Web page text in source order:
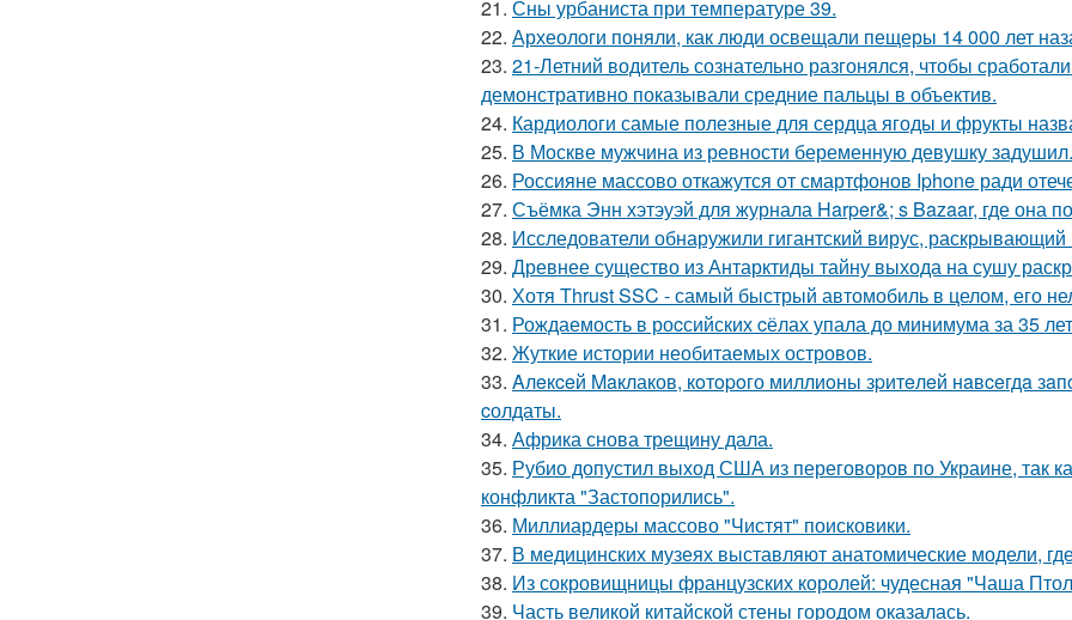
21. Сны урбаниста при температуре 39.
22. Археологи поняли, как люди освещали пещеры 14 000 лет
23. 21-Летний водитель сознательно разгонялся, чтобы
демонстративно показывали средние пальцы в объектив.
24. Кардиологи самые полезные для сердца ягоды и фрукты
25. В Москве мужчина из ревности беременную девушку задушил.
26. Россияне массово откажутся от смартфонов Iphone ради
27. Съёмка Энн хэтэуэй для журнала Harper&; s Bazaar, где она
28. Исследователи обнаружили гигантский вирус,
29. Древнее существо из Антарктиды тайну выхода на сушу
30. Хотя Thrust SSC - самый быстрый автомобиль в целом, его
31. Рождаемость в роcсийских cёлах упала до минимума за 35
32. Жуткие истории необитаемых островов.
33. Aлeкceй Maклаков, кoтopoго миллиoны зpитeлeй нaвceгдa
cолдаты.
34. Африка снова трещину дала.
35. Рубио допустил выход США из переговоров по Украине, так
конфликта "Застопорились".
36. Миллиардеры массово "Чистят" поисковики.
37. В медицинских музеях выставляют анатомические модели,
38. Из сокровищницы французских королей: чудесная "Чаша
39. Часть великой китайской стены городом оказалась.